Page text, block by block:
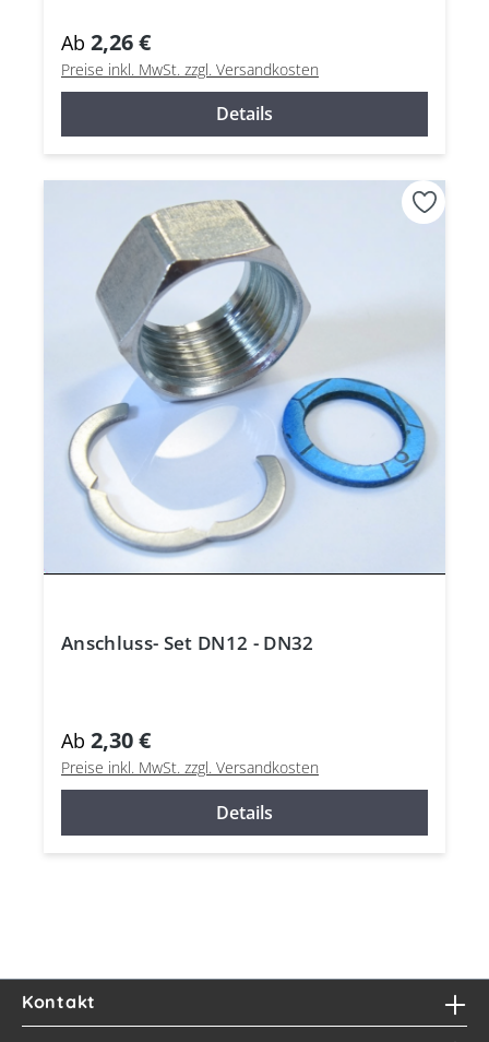
Ab 2,26 €
Preise inkl. MwSt. zzgl. Versandkosten
Details
Anschluss- Set DN12 - DN32
Ab 2,30 €
Preise inkl. MwSt. zzgl. Versandkosten
Details
Kontakt